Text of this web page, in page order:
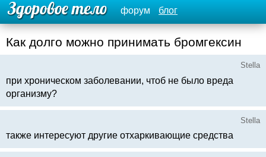
форум блог
Как долго можно принимать бромгексин
Stella
при хроническом заболевании, чтоб не было вреда
организму?
Stella
также интересуют другие отхаркивающие средства